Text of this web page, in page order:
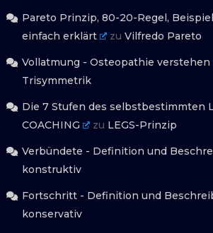
Pareto Prinzip, 80-20-Regel,
einfach erklärt
zuVilfredo Pareto
Vollatmung - Osteopathie verstehen
Trisymmetrik
Die 7 Stufen des selbstbestimmten
COACHING
zu LEGS-Prinzip
Verbündete - Definition und
konstruktiv
Fortschritt - Definition und
konservativ